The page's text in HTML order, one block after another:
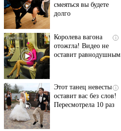
смеяться вы будете
долго
i
Королева вагона
отожгла! Видео не
оставит равнодушным
i
Этот танец невесты
оставит вас без слов!
Пересмотрела 10 раз